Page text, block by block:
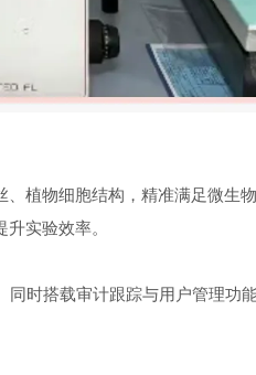
、植物细胞结构，精准满足微生
实验效率。
时搭载审计跟踪与用户管理功